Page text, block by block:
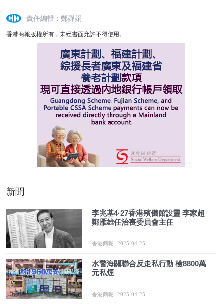
責任編輯：鄭嬋娟
香港商報版權所有，未經書面允許不得使用。
新聞
李兆基4·27香港殯儀館設靈 李家超
鄭雁雄任治喪委員會主任
香港商報 2025-04-25
水警海關聯合反走私行動 檢8800萬
元私煙
香港商報 2025-04-25